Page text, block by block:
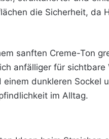
die Sicherheit, da
sanften Creme-Ton
anfälliger für sichtbare
einem dunkleren Sockel
im Alltag.